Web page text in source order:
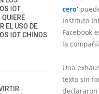
cero’
Instituto
Facebook
la
Una
texto sin
IOT
QUIERE
EL USO DE
IOT CHINOS